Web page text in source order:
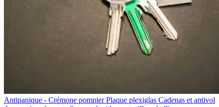
Antipanique - Crémone pompierPlaque plexiglas Cadenas et antivol